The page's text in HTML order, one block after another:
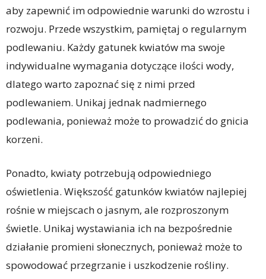
aby zapewnić im odpowiednie warunki do wzrostu i
rozwoju. Przede wszystkim, pamiętaj o regularnym
podlewaniu. Każdy gatunek kwiatów ma swoje
indywidualne wymagania dotyczące ilości wody,
dlatego warto zapoznać się z nimi przed
podlewaniem. Unikaj jednak nadmiernego
podlewania, ponieważ może to prowadzić do gnicia
korzeni.
Ponadto, kwiaty potrzebują odpowiedniego
oświetlenia. Większość gatunków kwiatów najlepiej
rośnie w miejscach o jasnym, ale rozproszonym
świetle. Unikaj wystawiania ich na bezpośrednie
działanie promieni słonecznych, ponieważ może to
spowodować przegrzanie i uszkodzenie rośliny.